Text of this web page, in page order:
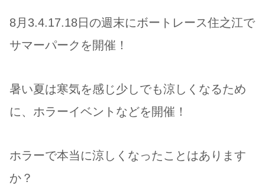
8月3.4.17.18日の週末にボートレース住之江で
サマーパークを開催！
暑い夏は寒気を感じ少しでも涼しくなるため
に、ホラーイベントなどを開催！
ホラーで本当に涼しくなったことはあります
か？